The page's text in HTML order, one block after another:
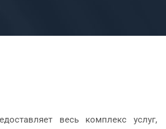
весь комплекс услуг,